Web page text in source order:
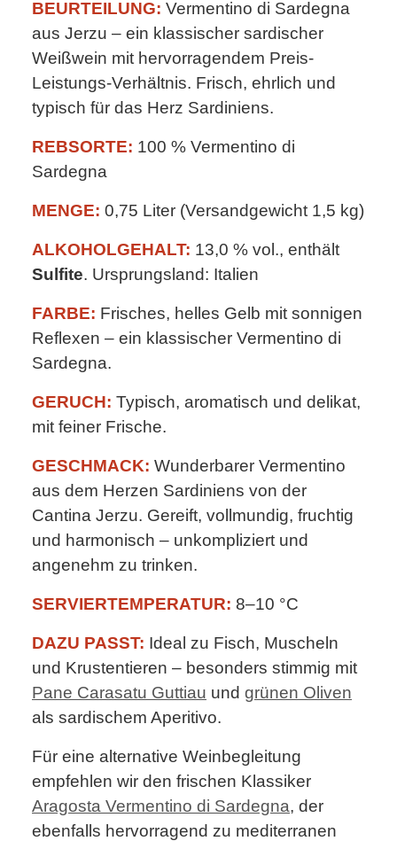
BEURTEILUNG: Vermentino di Sardegna
aus Jerzu – ein klassischer sardischer
Weißwein mit hervorragendem Preis-
Leistungs-Verhältnis. Frisch, ehrlich und
typisch für das Herz Sardiniens.
REBSORTE: 100 % Vermentino di
Sardegna
MENGE: 0,75 Liter (Versandgewicht 1,5 kg)
ALKOHOLGEHALT: 13,0 % vol., enthält
Sulfite. Ursprungsland: Italien
FARBE: Frisches, helles Gelb mit sonnigen
Reflexen – ein klassischer Vermentino di
Sardegna.
GERUCH: Typisch, aromatisch und delikat,
mit feiner Frische.
GESCHMACK: Wunderbarer Vermentino
aus dem Herzen Sardiniens von der
Cantina Jerzu. Gereift, vollmundig, fruchtig
und harmonisch – unkompliziert und
angenehm zu trinken.
SERVIERTEMPERATUR: 8–10 °C
DAZU PASST: Ideal zu Fisch, Muscheln
und Krustentieren – besonders stimmig mit
Pane Carasatu Guttiau und grünen Oliven
als sardischem Aperitivo.
Für eine alternative Weinbegleitung
empfehlen wir den frischen Klassiker
Aragosta Vermentino di Sardegna, der
ebenfalls hervorragend zu mediterranen